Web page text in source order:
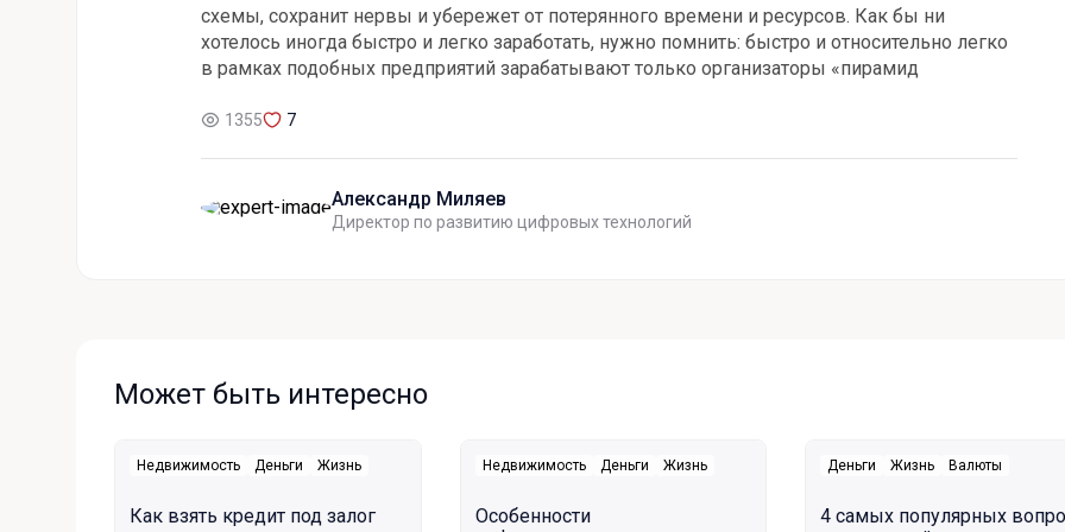
схемы, сохранит нервы и убережет от потерянного времени и ресурсов. Как бы ни
хотелось иногда быстро и легко заработать, нужно помнить: быстро и относительно легко
в рамках подобных предприятий зарабатывают только организаторы «пирамид
1355 7
Александр Миляев
Директор по развитию цифровых технологий
Может быть интересно
Недвижимость Деньги Жизнь
Как взять кредит под залог
Недвижимость Деньги Жизнь
Особенности
Деньги Жизнь Валюты
4 самых популярных